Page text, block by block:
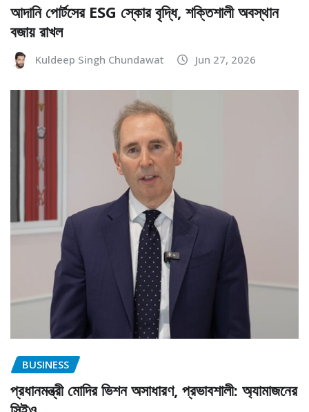
আদানি পোর্টসের ESG স্কোর বৃদ্ধি, শক্তিশালী অবস্থান
বজায় রাখল
Kuldeep Singh Chundawat Jun 27, 2026
BUSINESS
প্রধানমন্ত্রী মোদির ভিশন অসাধারণ, প্রভাবশালী: অ্যামাজনের